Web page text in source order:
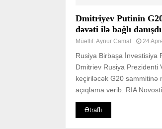
Dmitriyev Putinin
dəvəti ilə bağlı danışdı
Müəllif:Aynur Camal 24
Rusiya Birbaşa İnvestisiya
Dmitriev Rusiya Prezidenti
keçiriləcək G20 sammitinə
açıqlama verib. RIA
Ətraflı